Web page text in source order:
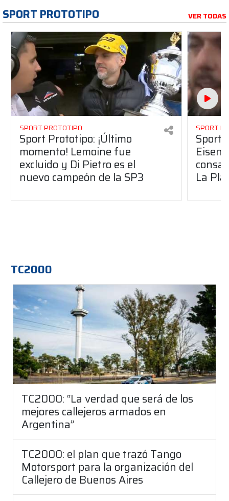
SPORT PROTOTIPO VER TODAS
SPORT PROTOTIPO
Sport Prototipo: ¡Último
momento! Lemoine fue
excluido y Di Pietro es el
nuevo campeón de la SP3
SPORT
Sport
La
TC2000
TC2000: “La verdad que será de los
mejores callejeros armados en
Argentina”
TC2000: el plan que trazó Tango
Motorsport para la organización del
Callejero de Buenos Aires